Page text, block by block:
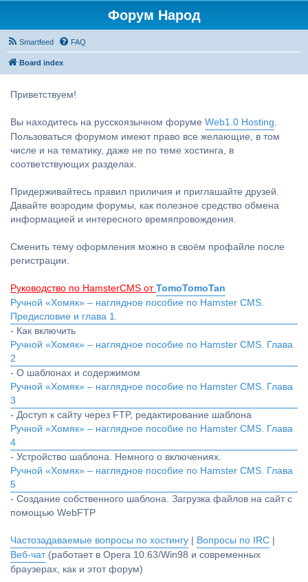
Форум Народ
Smartfeed FAQ
Board index
Приветствуем!
Вы находитесь на русскоязычном форуме Web1.0 Hosting.
Пользоваться форумом имеют право все желающие, в том
числе и на тематику, даже не по теме хостинга, в
соответствующих разделах.
Придерживайтесь правил приличия и приглашайте друзей.
Давайте возродим форумы, как полезное средство обмена
информацией и интересного времяпровождения.
Сменить тему оформления можно в своём профайле после
регистрации.
Руководство по HamsterCMS от TomoTomoTan
Ручной «Хомяк» – наглядное пособие по Hamster CMS.
Предисловие и глава 1.
- Как включить
Ручной «Хомяк» – наглядное пособие по Hamster CMS. Глава
2
- О шаблонах и содержимом
Ручной «Хомяк» – наглядное пособие по Hamster CMS. Глава
3
- Доступ к сайту через FTP, редактирование шаблона
Ручной «Хомяк» – наглядное пособие по Hamster CMS. Глава
4
- Устройство шаблона. Немного о включениях.
Ручной «Хомяк» – наглядное пособие по Hamster CMS. Глава
5
- Создание собственного шаблона. Загрузка файлов на сайт с
помощью WebFTP
Частозадаваемые вопросы по хостингу Вопросы по IRC
Веб-чат(работает в Opera 10.63/Win98 и современных
браузерах, как и этот форум)